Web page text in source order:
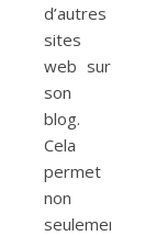
d’autres
sites
web sur
son
blog.
Cela
permet
non
seulement